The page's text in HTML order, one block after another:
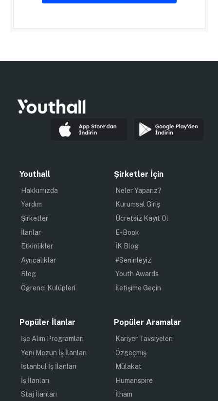
Youthall
Hakkımızda
Yardım
Şirketler
İlanlar
Etkinlikler
Ayrıcalıklar
Blog
Öğrenci Kulüpleri
Şirketler İçin
Neler Yaparız?
Kurumsal Giriş
Ücretsiz Kayıt Ol
E-Book
İK Blog
#Seninleyiz
Youth Awards
İletişime Geçin
Popüler İlanlar
İşe Alım Programları
Yeni Mezun İş İlanları
İstanbul İş İlanları
İş İlanları
Staj İlanları
Popüler Aramalar
Kariyer Tavsiyeleri
Özgeçmiş
Mülakat
Humanspire
İlham